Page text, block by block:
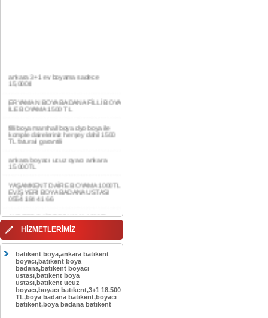
ERYAMAN BOYA BADANA FİLLİ BOYA
İLE BOYAMA 1500 TL
filli boya marshall boya dyo boya ile
komple daireleriniz herşey dahil 1500
ankara boyacı ucuz oyacı ankara
15.000TL
YAŞAMKENT DAİRE BOYAMA 1000TL
EV,İŞYERİ BOYA BADANA USTASI
AKDERE DAİRE BOYAMA 1000TL
EV,İŞYERİ BOYA BADANA USTASI
CEBECİ DAİRE BOYAMA 1000TL
0554 184 41 66
HASKÖY DAİRE BOYAMA 1000TL
EV,İŞYERİ BOYA BADANA USTASI
0554 184 41 66
GÖLBAŞI DAİRE BOYAMA 1000TL
EV,İŞYERİ BOYA BADANA USTASI
0554 184 41 66
HİZMETLERİMİZ
batıkent boya,ankara batıkent
boyacı,batıkent boya
badana,batıkent boyacı
ustası,batıkent boya
ustası,batıkent ucuz
boyacı,boyacı batıkent,3+1 18.500
TL,boya badana batıkent,boyacı
batıkent,boya badana batıkent